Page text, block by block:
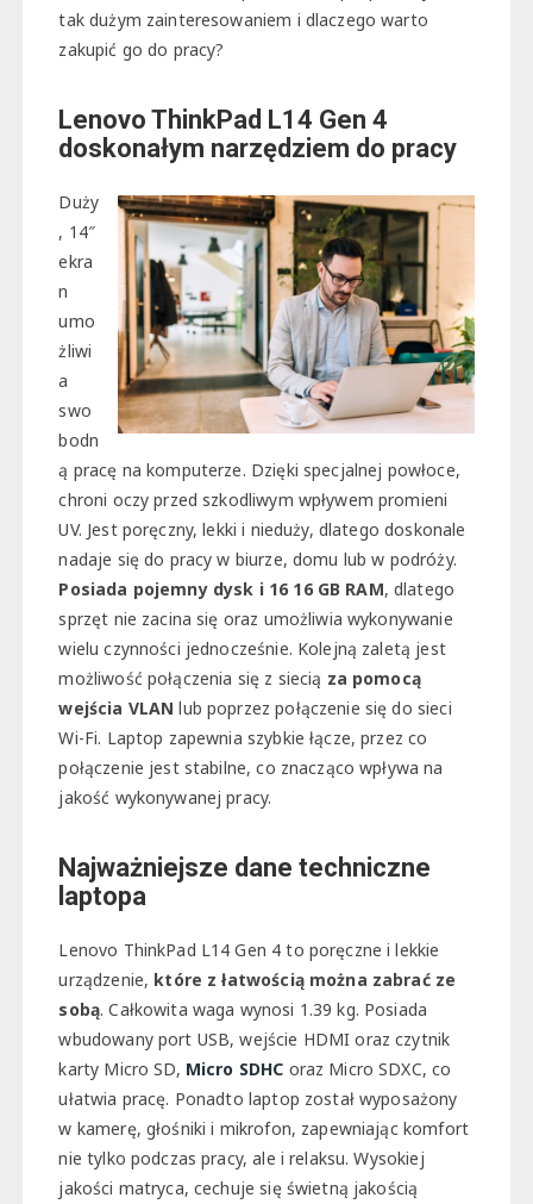
tak dużym zainteresowaniem i dlaczego warto
zakupić go do pracy?
Lenovo ThinkPad L14 Gen 4
doskonałym narzędziem do pracy
Duży
, 14″
ekra
n
umo
żliwi
a
swo
bodn
ą pracę na komputerze. Dzięki specjalnej powłoce,
chroni oczy przed szkodliwym wpływem promieni
UV. Jest poręczny, lekki i nieduży, dlatego doskonale
nadaje się do pracy w biurze, domu lub w podróży.
Posiada pojemny dysk i 16 16 GB RAM, dlatego
sprzęt nie zacina się oraz umożliwia wykonywanie
wielu czynności jednocześnie. Kolejną zaletą jest
możliwość połączenia się z siecią za pomocą
wejścia VLAN lub poprzez połączenie się do sieci
Wi-Fi. Laptop zapewnia szybkie łącze, przez co
połączenie jest stabilne, co znacząco wpływa na
jakość wykonywanej pracy.
Najważniejsze dane techniczne
laptopa
Lenovo ThinkPad L14 Gen 4 to poręczne i lekkie
urządzenie, które z łatwością można zabrać ze
sobą. Całkowita waga wynosi 1.39 kg. Posiada
wbudowany port USB, wejście HDMI oraz czytnik
karty Micro SD, Micro SDHC oraz Micro SDXC, co
ułatwia pracę. Ponadto laptop został wyposażony
w kamerę, głośniki i mikrofon, zapewniając komfort
nie tylko podczas pracy, ale i relaksu. Wysokiej
jakości matryca, cechuje się świetną jakością